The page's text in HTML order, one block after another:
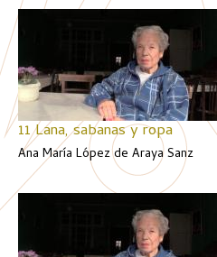
11 Lana, sabanas y ropa
Ana María López de Araya Sanz